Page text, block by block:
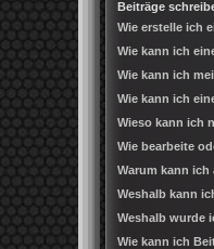
Beiträge
Wie erstelle ich
Wie kann ich
Wie kann ich
Wie kann ich
Wieso kann ich
Wie bearbeite
Warum kann
Weshalb kann
Weshalb wurde
Wie kann ich